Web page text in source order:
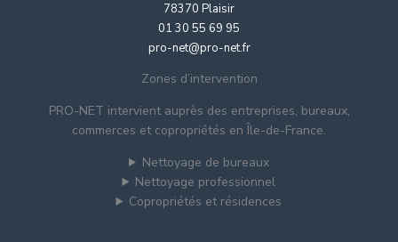
78370 Plaisir
01 30 55 69 95
pro-net@pro-net.fr
Zones d’intervention
PRO-NET intervient auprès des entreprises, bureaux,
commerces et copropriétés en Île-de-France.
Nettoyage de bureaux
Nettoyage professionnel
Copropriétés et résidences